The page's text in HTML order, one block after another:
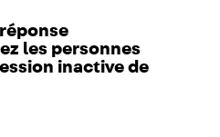
les personnes
inactive de